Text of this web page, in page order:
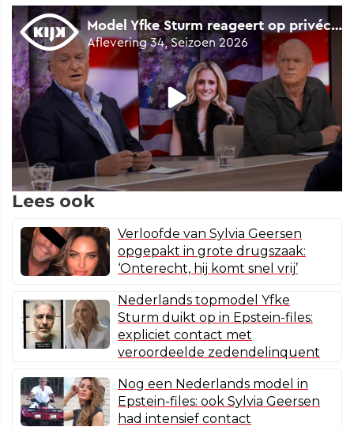
Lees ook
Verloofde van Sylvia Geersen
opgepakt in grote drugszaak:
‘Onterecht, hij komt snel vrij’
Nederlands topmodel Yfke
Sturm duikt op in Epstein-files:
expliciet contact met
veroordeelde zedendelinquent
Nog een Nederlands model in
Epstein-files: ook Sylvia Geersen
had intensief contact